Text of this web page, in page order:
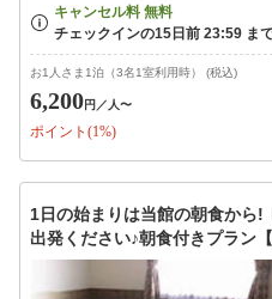
お1人さま1泊（3名1室利用時） (税込)
6,200円 ／人〜
ポイント(1%)
1日の始まりは当館の朝食から!
出発ください♪朝食付きプラン【